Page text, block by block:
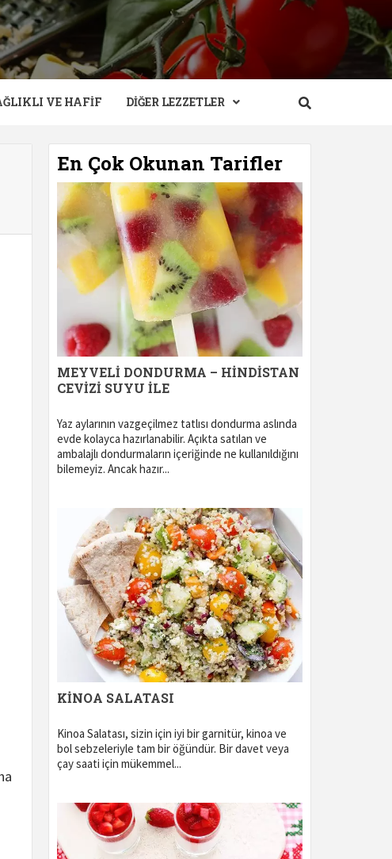
VE HAFIF DIĞER LEZZETLER
En Çok Okunan Tarifler
MEYVELI DONDURMA – HINDISTAN
CEVIZI SUYU ILE
Yaz aylarının vazgeçilmez tatlısı dondurma aslında
evde kolayca hazırlanabilir. Açıkta satılan ve
ambalajlı dondurmaların içeriğinde ne kullanıldığını
bilemeyiz. Ancak hazır...
KINOA SALATASI
Kinoa Salatası, sizin için iyi bir garnitür, kinoa ve
bol sebzeleriyle tam bir öğündür. Bir davet veya
çay saati için mükemmel...